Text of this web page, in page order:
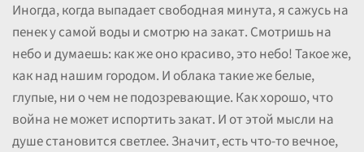
Иногда, когда выпадает свободная минута, я сажусь на
пенек у самой воды и смотрю на закат. Смотришь на
небо и думаешь: как же оно красиво, это небо! Такое же,
как над нашим городом. И облака такие же белые,
глупые, ни о чем не подозревающие. Как хорошо, что
война не может испортить закат. И от этой мысли на
душе становится светлее. Значит, есть что-то вечное,